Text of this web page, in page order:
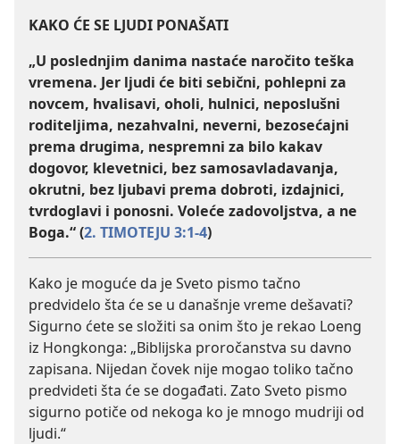
KAKO ĆE SE LJUDI PONAŠATI
„U poslednjim danima nastaće naročito teška
vremena. Jer ljudi će biti sebični, pohlepni za
novcem, hvalisavi, oholi, hulnici, neposlušni
roditeljima, nezahvalni, neverni, bezosećajni
prema drugima, nespremni za bilo kakav
dogovor, klevetnici, bez samosavladavanja,
okrutni, bez ljubavi prema dobroti, izdajnici,
tvrdoglavi i ponosni. Voleće zadovoljstva, a ne
Boga.“ (2. TIMOTEJU 3:1-4)
Kako je moguće da je Sveto pismo tačno
predvidelo šta će se u današnje vreme dešavati?
Sigurno ćete se složiti sa onim što je rekao Loeng
iz Hongkonga: „Biblijska proročanstva su davno
zapisana. Nijedan čovek nije mogao toliko tačno
predvideti šta će se događati. Zato Sveto pismo
sigurno potiče od nekoga ko je mnogo mudriji od
ljudi.“